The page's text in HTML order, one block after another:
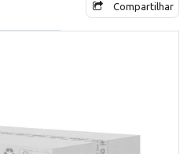
Compartilhar